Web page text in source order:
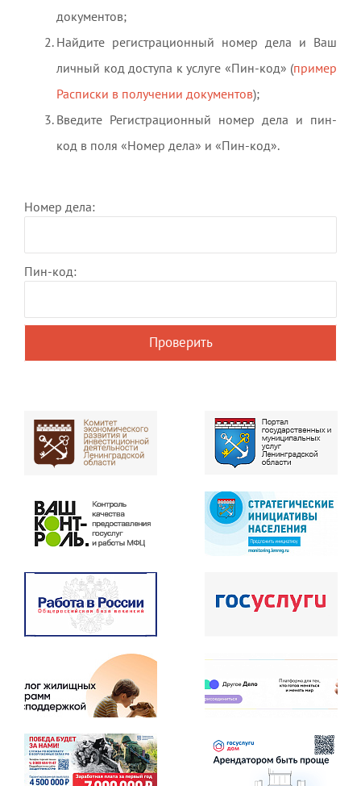
документов;
Найдите регистрационный номер дела и Ваш
личный код доступа к услуге «Пин-код» (пример
Расписки в получении документов);
Введите Регистрационный номер дела и пин-
код в поля «Номер дела» и «Пин-код».
Номер дела:
Пин-код: